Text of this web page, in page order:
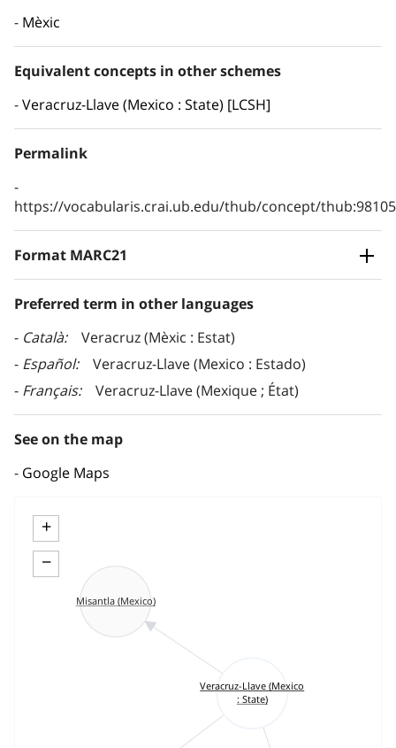
Mèxic
Equivalent concepts in other schemes
Veracruz-Llave (Mexico : State) [LCSH]
Permalink
https://vocabularis.crai.ub.edu/thub/concept/
Format MARC21
Preferred term in other languages
Català
Veracruz (Mèxic : Estat)
Español
Veracruz-Llave (Mexico : Estado)
Français
Veracruz-Llave (Mexique ; État)
See on the map
Google Maps
+
−
Veracruz-Llave (Mexico
: State)
Misantla (Mexico)